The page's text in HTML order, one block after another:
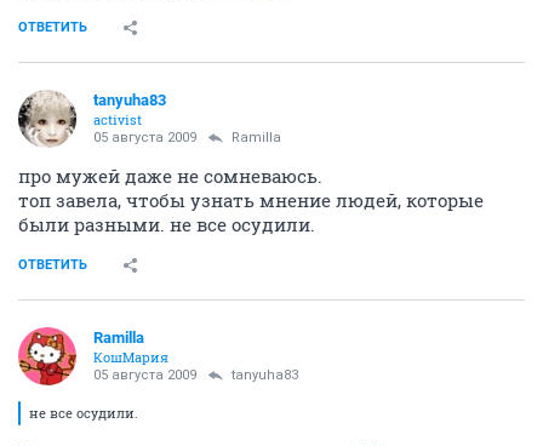
ОТВЕТИТЬ
tanyuha83
activist
05 августа 2009 Ramilla
про мужей даже не сомневаюсь.
топ завела, чтобы узнать мнение людей, которые
были разными. не все осудили.
ОТВЕТИТЬ
Ramilla
КошМария
05 августа 2009 tanyuha83
не все осудили.